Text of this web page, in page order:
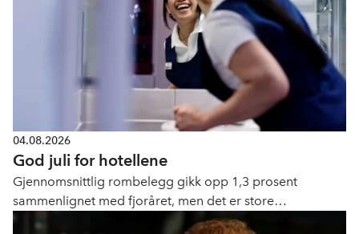
04.08.2026
God juli for hotellene
Gjennomsnittlig rombelegg gikk opp 1,3 prosent
sammenlignet med fjoråret, men det er store
geografiske forskjeller.